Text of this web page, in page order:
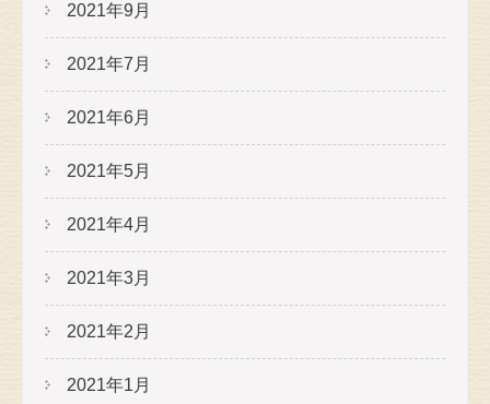
2021年9月
2021年7月
2021年6月
2021年5月
2021年4月
2021年3月
2021年2月
2021年1月